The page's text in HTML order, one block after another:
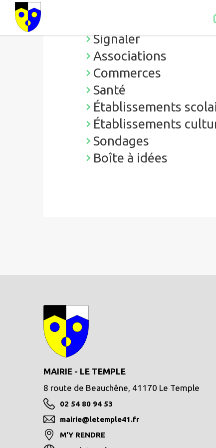
Contenu
Signaler
Associations
Commerces
Santé
Établissements
Établissements
Sondages
Boîte à idées
MAIRIE - LE TEMPLE
8 route de Beauchêne, 41170 Le Temple
02 54 80 94 53
mairie@letemple41.fr
M'Y RENDRE